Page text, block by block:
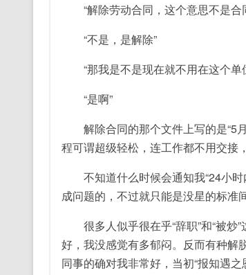
“解除劳动合同，这个意思不是合
“不是，是解除”
“那我是不是现在就不用在这个单
“是啊”
解除合同的那个文件上写的是“5月
程可谓超级轻松，连工作都不用交接
不知道什么时候会通知我“24小时
成问题的，不过就只能是没星的标准
很多人似乎很在乎“辞职”和“被炒”
好，我没感觉有多郁闷。反而有种解
同事的确对我非常好，当初“报知遇之